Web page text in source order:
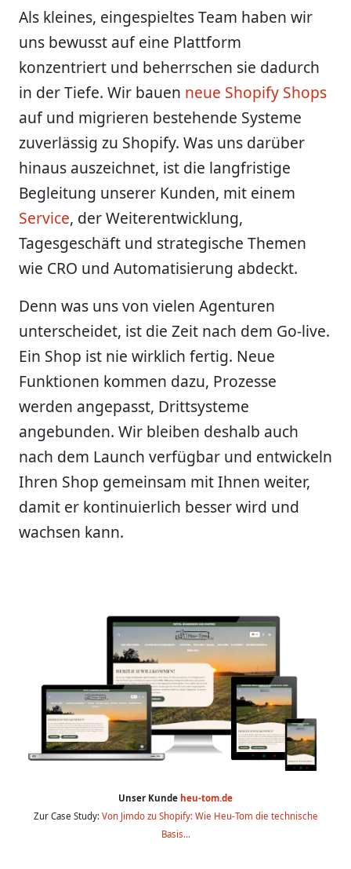
Als kleines, eingespieltes Team haben wir
uns bewusst auf eine Plattform
konzentriert und beherrschen sie dadurch
in der Tiefe. Wir bauen neue Shopify Shops
auf und migrieren bestehende Systeme
zuverlässig zu Shopify. Was uns darüber
hinaus auszeichnet, ist die langfristige
Begleitung unserer Kunden, mit einem
Service, der Weiterentwicklung,
Tagesgeschäft und strategische Themen
wie CRO und Automatisierung abdeckt.
Denn was uns von vielen Agenturen
unterscheidet, ist die Zeit nach dem Go-live.
Ein Shop ist nie wirklich fertig. Neue
Funktionen kommen dazu, Prozesse
werden angepasst, Drittsysteme
angebunden. Wir bleiben deshalb auch
nach dem Launch verfügbar und entwickeln
Ihren Shop gemeinsam mit Ihnen weiter,
damit er kontinuierlich besser wird und
wachsen kann.
Unser Kunde heu-tom.de
Zur Case Study: Von Jimdo zu Shopify: Wie Heu-Tom die technische
Basis…